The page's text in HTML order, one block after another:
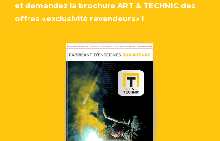
et demandez la brochure ART & TECHNIC des
offres «exclusivité revendeurs» !